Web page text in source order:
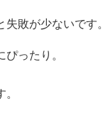
敗が少ないです。
ったり。